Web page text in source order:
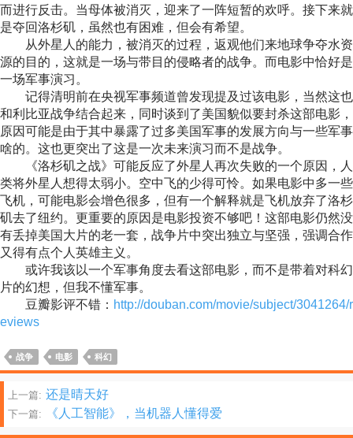
而进行反击。当母体被消灭，迎来了一阵短暂的欢呼。接下来就
是夺回洛杉矶，虽然也有困难，但会有希望。
从外星人的能力，被消灭的过程，返观他们来地球争夺水资
源的目的，这就是一场与带目的侵略者的战争。而电影中恰好是
一场军事演习。
记得清明前在央视军事频道曾发现提及过该电影，当然这也
和利比亚战争结合起来，同时谈到了美国貌似要封杀这部电影，
原因可能是由于其中暴露了过多美国军事的发展方向与一些军事
啥的。这也更突出了这是一次未来演习而不是战争。
《洛杉矶之战》可能反应了外星人再次失败的一个原因，人
类将外星人想得太弱小。空中飞的少得可怜。如果电影中多一些
飞机，可能电影会增色很多，但有一个解释就是飞机放弃了洛杉
矶去了纽约。更重要的原因是电影投资不够吧！这部电影仍然没
有丢掉美国大片的老一套，战争片中突出独立与坚强，强调合作
又得有点个人英雄主义。
或许我该以一个军事角度去看这部电影，而不是带着对科幻
片的幻想，但我不懂军事。
豆瓣影评不错： http://douban.com/movie/subject/3041264/r
eviews
战争 电影 科幻
文
章
上一篇: 还是晴天好
下一篇: 《人工智能》，当机器人懂得爱